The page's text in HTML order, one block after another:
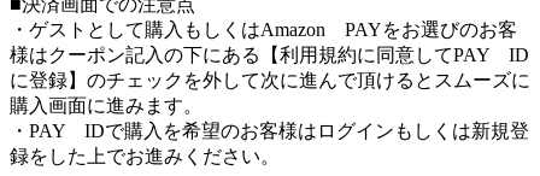
・ゲストとして購入もしくはAmazon PAYをお選びのお客
様はクーポン記入の下にある【利用規約に同意してPAY ID
に登録】のチェックを外して次に進んで頂けるとスムーズに
購入画面に進みます。
・PAY IDで購入を希望のお客様はログインもしくは新規登
録をした上でお進みください。